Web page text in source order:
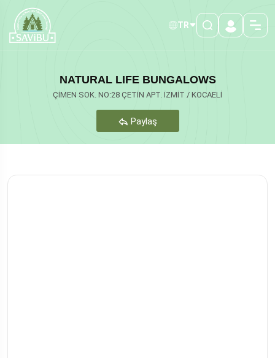
TR
NATURAL LIFE BUNGALOWS
ÇİMEN SOK. NO:28 ÇETİN APT. İZMİT / KOCAELİ
Paylaş